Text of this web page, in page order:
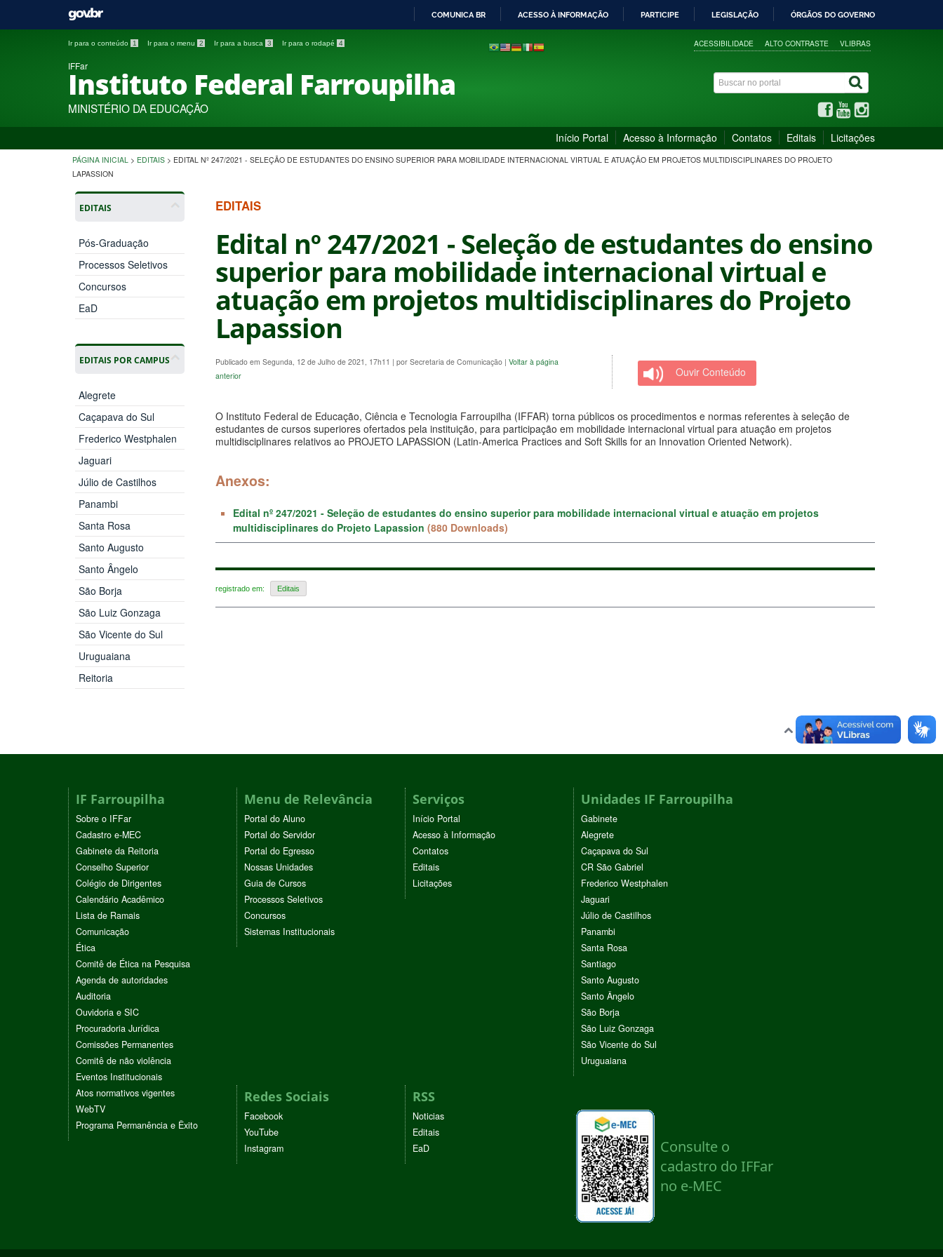
PARA
COMUNICA BR ACESSO À INFORMAÇÃO PARTICIPE LEGISLAÇÃO ÓRGÃOS DO GOVERNO
Ir para o conteúdo 1 Ir para o menu 2 Ir para a busca 3 Ir para o rodapé 4 ACESSIBILIDADE ALTO CONTRASTE VLIBRAS
IFFar
Instituto Federal Farroupilha
MINISTÉRIO DA EDUCAÇÃO
Início Portal Acesso à Informação Contatos Editais Licitações
PÁGINA INICIAL > EDITAIS > EDITAL Nº 247/2021 - SELEÇÃO DE ESTUDANTES DO ENSINO SUPERIOR PARA MOBILIDADE INTERNACIONAL VIRTUAL E ATUAÇÃO EM PROJETOS MULTIDISCIPLINARES DO PROJETO
LAPASSION
EDITAIS
Pós-Graduação
Processos Seletivos
Concursos
EaD
EDITAIS POR CAMPUS
Alegrete
Caçapava do Sul
Frederico Westphalen
Jaguari
Júlio de Castilhos
Panambi
Santa Rosa
Santo Augusto
Santo Ângelo
São Borja
São Luiz Gonzaga
São Vicente do Sul
Uruguaiana
Reitoria
EDITAIS
Edital nº 247/2021 - Seleção de estudantes do ensino
superior para mobilidade internacional virtual e
atuação em projetos multidisciplinares do Projeto
Lapassion
Publicado em Segunda, 12 de Julho de 2021, 17h11 | por Secretaria de Comunicação | Voltar à página
anterior
Ouvir Conteúdo
O Instituto Federal de Educação, Ciência e Tecnologia Farroupilha (IFFAR) torna públicos os procedimentos e normas referentes à seleção de
estudantes de cursos superiores ofertados pela instituição, para participação em mobilidade internacional virtual para atuação em projetos
multidisciplinares relativos ao PROJETO LAPASSION (Latin-America Practices and Soft Skills for an Innovation Oriented Network).
Anexos:
Edital nº 247/2021 - Seleção de estudantes do ensino superior para mobilidade internacional virtual e atuação em projetos
multidisciplinares do Projeto Lapassion (880 Downloads)
registrado em: Editais
Voltar para o topo
IF Farroupilha
Sobre o IFFar
Cadastro e-MEC
Gabinete da Reitoria
Conselho Superior
Colégio de Dirigentes
Calendário Acadêmico
Lista de Ramais
Comunicação
Ética
Comitê de Ética na Pesquisa
Agenda de autoridades
Auditoria
Ouvidoria e SIC
Procuradoria Jurídica
Comissões Permanentes
Comitê de não violência
Eventos Institucionais
Atos normativos vigentes
WebTV
Programa Permanência e Êxito
Menu de Relevância
Portal do Aluno
Portal do Servidor
Portal do Egresso
Nossas Unidades
Guia de Cursos
Processos Seletivos
Concursos
Sistemas Institucionais
Serviços
Início Portal
Acesso à Informação
Contatos
Editais
Licitações
Unidades IF Farroupilha
Gabinete
Alegrete
Caçapava do Sul
CR São Gabriel
Frederico Westphalen
Jaguari
Júlio de Castilhos
Panambi
Santa Rosa
Santiago
Santo Augusto
Santo Ângelo
São Borja
São Luiz Gonzaga
São Vicente do Sul
Uruguaiana
Redes Sociais
Facebook
YouTube
Instagram
RSS
Noticias
Editais
EaD